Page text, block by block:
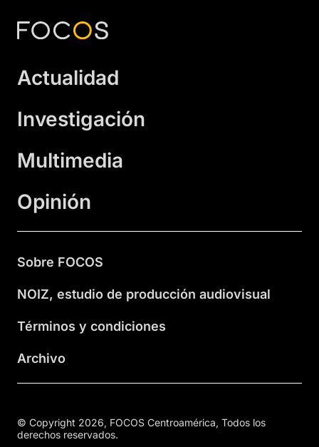
Actualidad
Investigación
Multimedia
Opinión
Sobre FOCOS
NOIZ, estudio de producción audiovisual
Términos y condiciones
Archivo
© Copyright 2026, FOCOS Centroamérica, Todos los
derechos reservados.